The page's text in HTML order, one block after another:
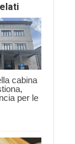
cabina
per le